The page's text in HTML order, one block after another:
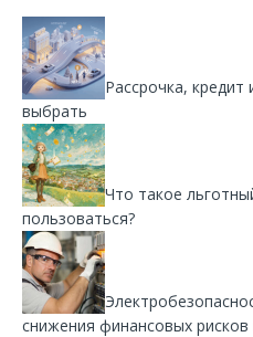
Рассрочка, кредит
выбрать
Что такое
пользоваться?
снижения финансовых рисков